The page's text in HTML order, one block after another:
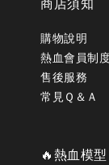
商店須知
購物說明
熱血會員制
售後服務
常見Ｑ＆Ａ
🔥熱血模型